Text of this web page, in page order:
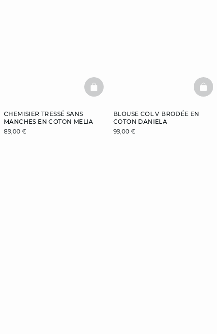
CHEMISIER TRESSÉ SANS
MANCHES EN COTON MELIA
89,00 €
BASKETFULL
BLOUSE COL V BRODÉE EN
COTON DANIELA
99,00 €